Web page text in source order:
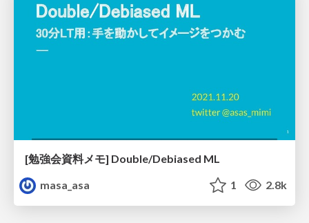
[勉強会資料メモ] Double/Debiased ML
masa_asa
1 2.8k